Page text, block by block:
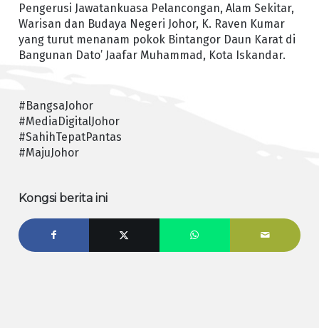
Pengerusi Jawatankuasa Pelancongan, Alam Sekitar,
Warisan dan Budaya Negeri Johor, K. Raven Kumar
yang turut menanam pokok Bintangor Daun Karat di
Bangunan Dato’ Jaafar Muhammad, Kota Iskandar.
#BangsaJohor
#MediaDigitalJohor
#SahihTepatPantas
#MajuJohor
Kongsi berita ini